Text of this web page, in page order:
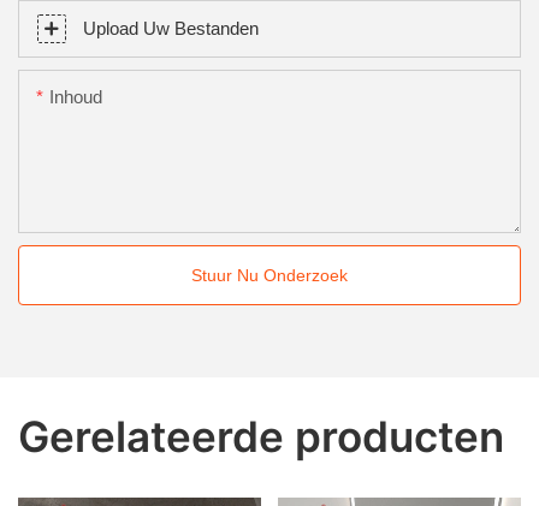
Upload Uw Bestanden
Inhoud
Stuur Nu Onderzoek
Gerelateerde producten